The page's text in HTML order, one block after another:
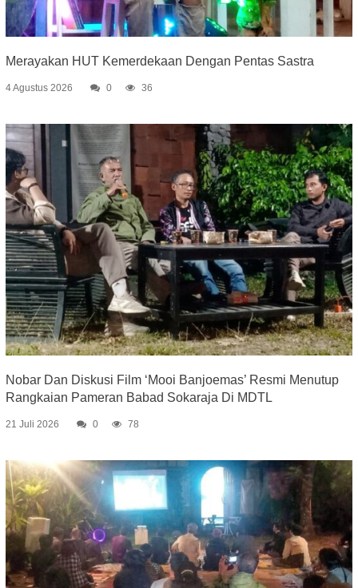
Merayakan HUT Kemerdekaan Dengan Pentas Sastra
4 Agustus 2026 0 36
Nobar Dan Diskusi Film ‘Mooi Banjoemas’ Resmi Menutup
Rangkaian Pameran Babad Sokaraja Di MDTL
21 Juli 2026 0 78